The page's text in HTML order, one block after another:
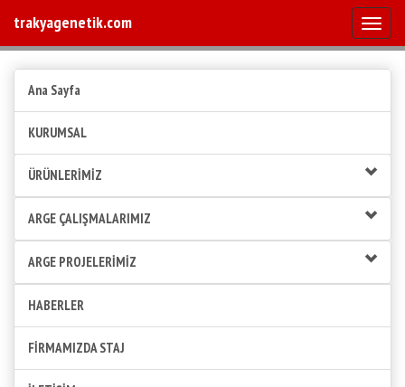
Mobile
trakyagenetik.com
Ana Sayfa
KURUMSAL
ÜRÜNLERİMİZ
ARGE ÇALIŞMALARIMIZ
ARGE PROJELERİMİZ
HABERLER
FİRMAMIZDA STAJ